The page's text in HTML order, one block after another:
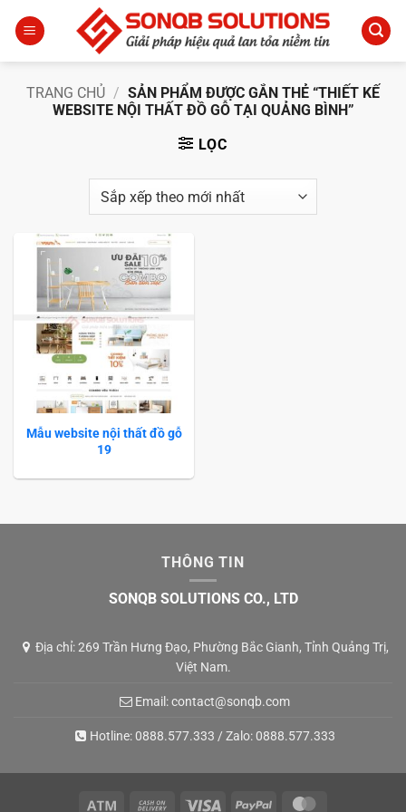
qua
TRANG CHỦ / SẢN PHẨM ĐƯỢC GẮN THẺ “THIẾT KẾ
WEBSITE NỘI THẤT ĐỒ GỖ TẠI QUẢNG BÌNH”
LỌC
Mẫu website nội thất đồ gỗ
19
THÔNG TIN
SONQB SOLUTIONS CO., LTD
Địa chỉ: 269 Trần Hưng Đạo, Phường Bắc Gianh, Tỉnh Quảng Trị,
Việt Nam.
Email:contact@sonqb.com
Hotline:0888.577.333 / Zalo:0888.577.333
Atm Cash Visa PayPal